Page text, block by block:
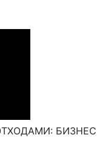
БИЗНЕС